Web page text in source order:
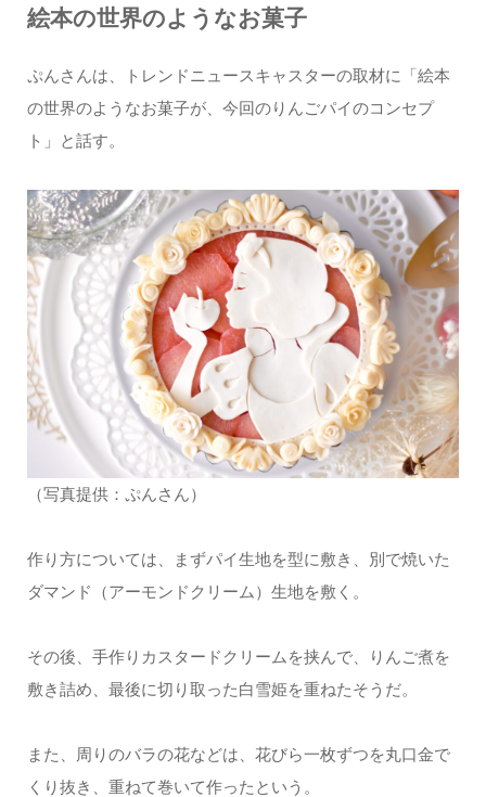
絵本の世界のようなお菓子
ぷんさんは、トレンドニュースキャスターの取材に「絵本
の世界のようなお菓子が、今回のりんごパイのコンセプ
ト」と話す。
（写真提供：ぷんさん）
作り方については、まずパイ生地を型に敷き、別で焼いた
ダマンド（アーモンドクリーム）生地を敷く。
その後、手作りカスタードクリームを挟んで、りんご煮を
敷き詰め、最後に切り取った白雪姫を重ねたそうだ。
また、周りのバラの花などは、花びら一枚ずつを丸口金で
くり抜き、重ねて巻いて作ったという。